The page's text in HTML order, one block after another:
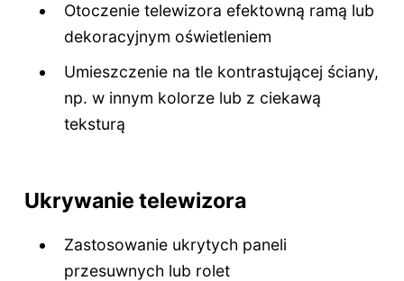
Otoczenie telewizora efektowną ramą lub
dekoracyjnym oświetleniem
Umieszczenie na tle kontrastującej ściany,
np. w innym kolorze lub z ciekawą
teksturą
Ukrywanie telewizora
Zastosowanie ukrytych paneli
przesuwnych lub rolet